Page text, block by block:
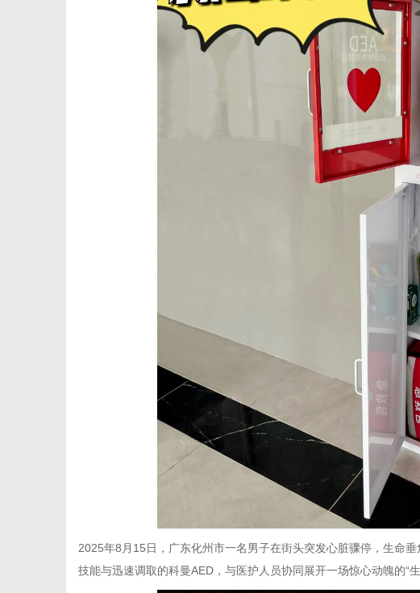
2025年8月15日，广东化州市一名男子在街头突发心脏骤停，生命
技能与迅速调取的科曼AED，与医护人员协同展开一场惊心动魄的“